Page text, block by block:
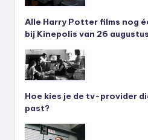
Alle Harry Potter films nog
bij Kinepolis van 26
Hoe kies je de tv-provider
past?